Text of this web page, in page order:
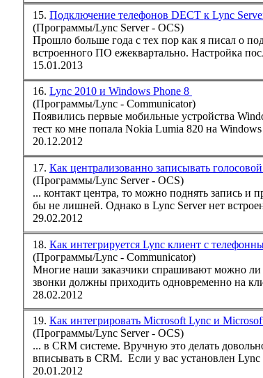
15.
Подключение телефонов DECT к Lync
(Программы/Lync Server - OCS)
встроенного ПО ежеквартально.
15.01.2013
16. Lync 2010 и Windows Phone 8
(Программы/Lync - Communicator)
тест ко мне попала Nokia Lumia 820 на
20.12.2012
17. Как централизованно записывать
(Программы/Lync Server - OCS)
бы не лишней. Однако в LyncServer нет
29.02.2012
18. Как интегрируется Lync клиент с
(Программы/Lync - Communicator)
Многие наши заказчики спрашивают можно ли
звонки должны приходить одновременно на
28.02.2012
19.
Как интегрировать
(Программы/Lync Server - OCS)
... в CRM системе. Вручную это делать довольно муторно, к тому же приходится сначала записывать на бумажке все, что сказал клиент, а затем уже
вписывать в CRM. Если у вас установлен Lync
20.01.2012